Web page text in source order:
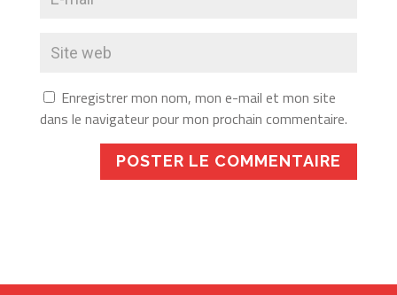
Enregistrer mon nom, mon e-mail et mon site
dans le navigateur pour mon prochain commentaire.